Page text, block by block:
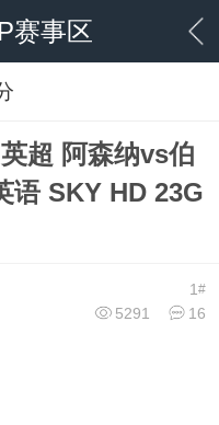
赛事区
超 阿森纳vs伯
语 SKY HD 23G
1#
5291
16